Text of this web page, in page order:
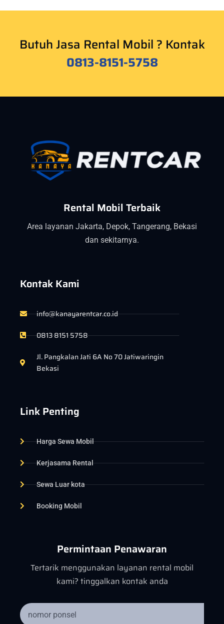
Butuh Jasa Rental Mobil ? Kontak
0813-8151-5758
Rental Mobil Terbaik
Area layanan Jakarta, Depok, Tangerang, Bekasi
dan sekitarnya.
Kontak Kami
info@kanayarentcar.co.id
0813 8151 5758
Jl. Pangkalan Jati 6A No 70 Jatiwaringin
Bekasi
Link Penting
Harga Sewa Mobil
Kerjasama Rental
Sewa Luar kota
Booking Mobil
Permintaan Penawaran
Tertarik menggunakan layanan rental mobil
kami? tinggalkan kontak anda